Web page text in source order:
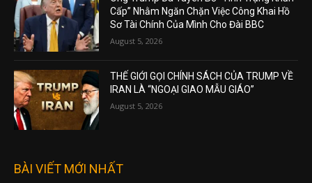
Cấp” Nhằm Ngăn Chặn Việc Công Khai Hồ
Sơ Tài Chính Của Mình Cho Đài BBC
August 5, 2026
THẾ GIỚI GỌI CHÍNH SÁCH CỦA TRUMP VỀ
IRAN LÀ “NGOẠI GIAO MẪU GIÁO”
August 5, 2026
BÀI VIẾT MỚI NHẤT